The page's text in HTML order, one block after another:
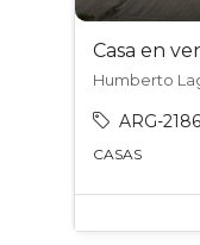
Humberto
ARG-
CASAS